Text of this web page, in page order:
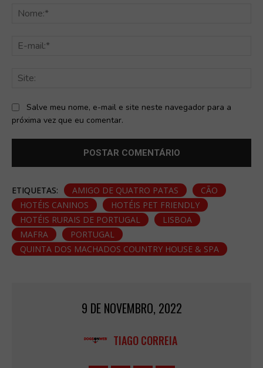
Salve meu nome, e-mail e site neste navegador para a
próxima vez que eu comentar.
ETIQUETAS: AMIGO DE QUATRO PATAS
CÃO
HOTÉIS CANINOS
HOTÉIS PET FRIENDLY
HOTÉIS RURAIS DE PORTUGAL
LISBOA
MAFRA
PORTUGAL
QUINTA DOS MACHADOS COUNTRY HOUSE & SPA
9 DE NOVEMBRO, 2022
TIAGO CORREIA